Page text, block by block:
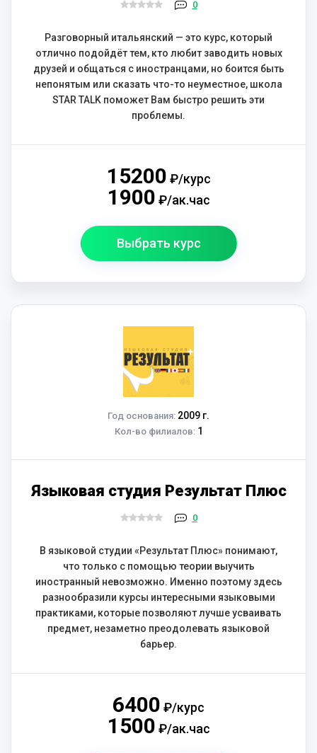
0
Разговорный итальянский — это курс, который
отлично подойдёт тем, кто любит заводить новых
друзей и общаться с иностранцами, но боится быть
непонятым или сказать что-то неуместное, школа
STAR TALK поможет Вам быстро решить эти
проблемы.
15200 ₽/курс
1900 ₽/ак.час
Выбрать курс
Год основания: 2009 г.
Кол-во филиалов:1
Языковая студия Результат Плюс
0
В языковой студии «Результат Плюс» понимают,
что только с помощью теории выучить
иностранный невозможно. Именно поэтому здесь
разнообразили курсы интересными языковыми
практиками, которые позволяют лучше усваивать
предмет, незаметно преодолевать языковой
барьер.
6400 ₽/курс
1500 ₽/ак.час